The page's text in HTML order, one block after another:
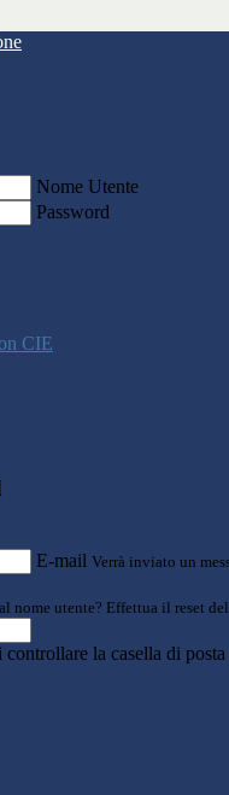
Nome Utente
Password
CIE
E-mail Verrà inviato un
nome utente? Effettua il reset
la casella di